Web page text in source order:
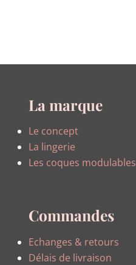
La marque
Le concept
La lingerie
Les coques modulables
Commandes
Echanges & retours
Délais de livraison